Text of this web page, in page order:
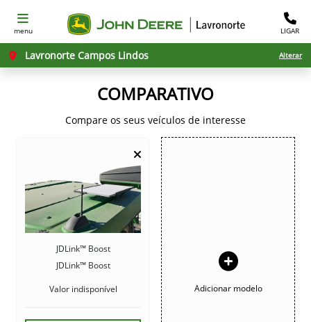
menu LIGAR
Lavronorte Campos Lindos Alterar
COMPARATIVO
Compare os seus veículos de interesse
JDLink™ Boost
JDLink™ Boost
Valor indisponível
Adicionar modelo